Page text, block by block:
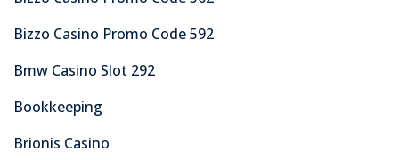
Bizzo Casino Promo Code 592
Bmw Casino Slot 292
Bookkeeping
Brionis Casino